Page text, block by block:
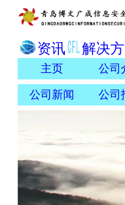
资讯 解决
主页 公司
公司新闻 公司